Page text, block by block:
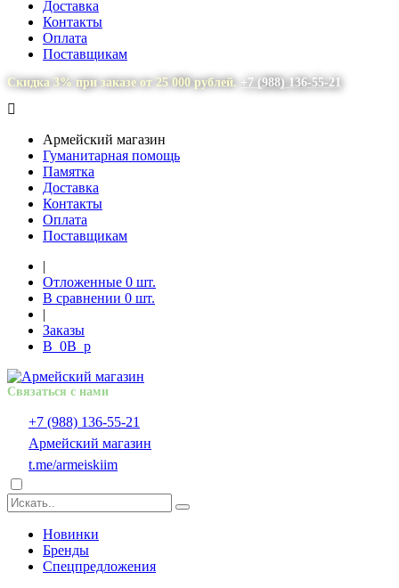
Доставка
Контакты
Оплата
Поставщикам
Скидка 3% при заказе от 25 000 рублей. +7 (988) 136-55-21
Армейский магазин
Гуманитарная помощь
Памятка
Доставка
Контакты
Оплата
Поставщикам
|
Отложенные 0 шт.
В сравнении 0 шт.
|
Заказы
В 0В p
Связаться с нами
+7 (988) 136-55-21
Армейский магазин
t.me/armeiskiim
Новинки
Бренды
Спецпредложения